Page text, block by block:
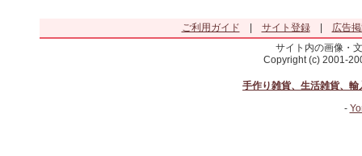
ご利用ガイド サイト登録|
広告
サイト内の画像・
Copyright (c) 2001-
手作り雑貨、生活雑貨、
-